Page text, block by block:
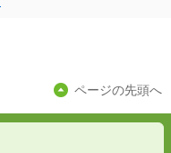
ページの先頭へ